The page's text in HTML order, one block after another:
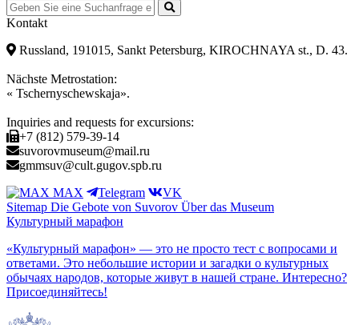
Kontakt
Russland, 191015, Sankt Petersburg, KIROCHNAYA st., D. 43.
Nächste Metrostation:
« Tschernyschewskaja».
Inquiries and requests for excursions:
+7 (812) 579-39-14
suvorovmuseum@mail.ru
gmmsuv@cult.gugov.spb.ru
MAX
Telegram
VK
Sitemap Die Gebote von Suvorov Über das Museum
Культурный марафон
«Культурный марафон» — это не просто тест с вопросами и
ответами. Это небольшие истории и загадки о культурных
обычаях народов, которые живут в нашей стране. Интересно?
Присоединяйтесь!